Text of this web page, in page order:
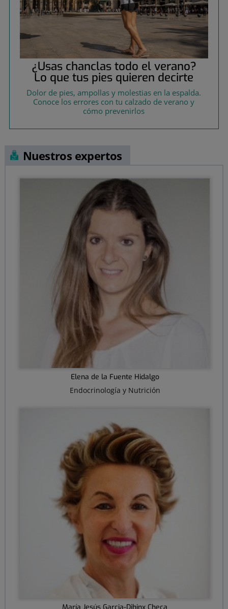
¿Usas chanclas todo el verano?
Lo que tus pies quieren decirte
Dolor de pies, ampollas y molestias en la espalda.
Conoce los errores con tu calzado de verano y
cómo prevenirlos
Nuestros expertos
Elena de la Fuente Hidalgo
Endocrinología y Nutrición